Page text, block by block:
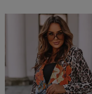
eleganckie
fajne
modne
piękne
ODCIEŃ